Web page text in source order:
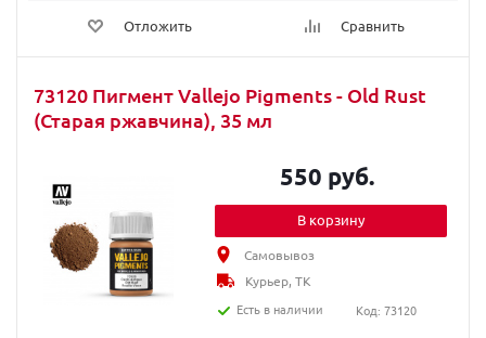
Отложить Сравнить
73120 Пигмент Vallejo Pigments - Old Rust
(Старая ржавчина), 35 мл
550 руб.
В корзину
Самовывоз
Курьер, ТК
Есть в наличии
Код: 73120